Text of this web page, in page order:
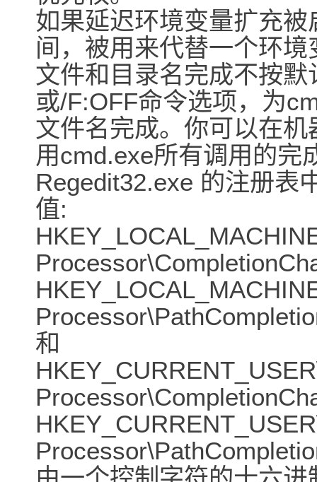
如果延迟环境变量扩充
间，被用来代替一个环
文件和目录名完成不按
或/F:OFF命令选项，为
文件名完成。你可以在
用cmd.exe所有调用的完
Regedit32.exe 的注册表
值:
和